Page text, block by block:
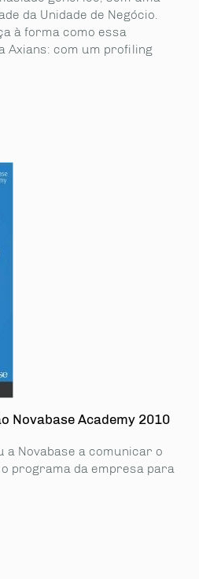
da Unidade de Negócio.
à forma como essa
Axians: com um profiling
Novabase Academy 2010
a Novabase a comunicar o
programa da empresa para